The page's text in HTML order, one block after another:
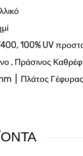
100% UV
, Πράσινος
| Πλάτος